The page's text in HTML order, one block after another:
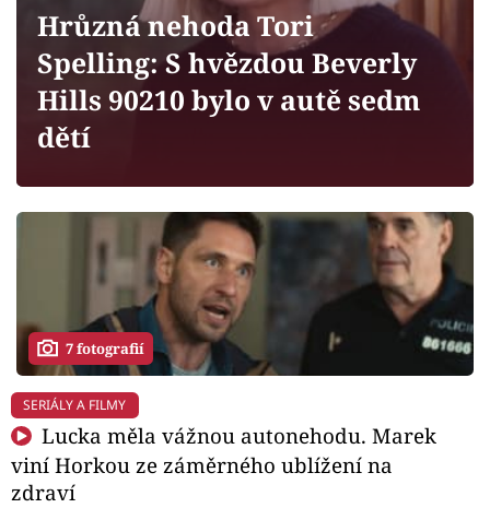
Sledujte prima+
Filmový festival Karlovy Vary
Mámy sobě
Přihlášení
Sledujte nás
Hrůzná nehoda Tori
Spelling: S hvězdou Beverly
Hills 90210 bylo v autě sedm
dětí
7 fotografií
SERIÁLY A FILMY
Lucka měla vážnou autonehodu. Marek
viní Horkou ze záměrného ublížení na
zdraví